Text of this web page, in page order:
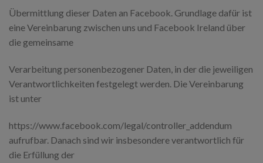
Übermittlung dieser Daten an Facebook. Grundlage dafür ist
eine Vereinbarung zwischen uns und Facebook Ireland über
die gemeinsame
Verarbeitung personenbezogener Daten, in der die jeweiligen
Verantwortlichkeiten festgelegt werden. Die Vereinbarung
ist unter
https://www.facebook.com/legal/controller_addendum
aufrufbar. Danach sind wir insbesondere verantwortlich für
die Erfüllung der